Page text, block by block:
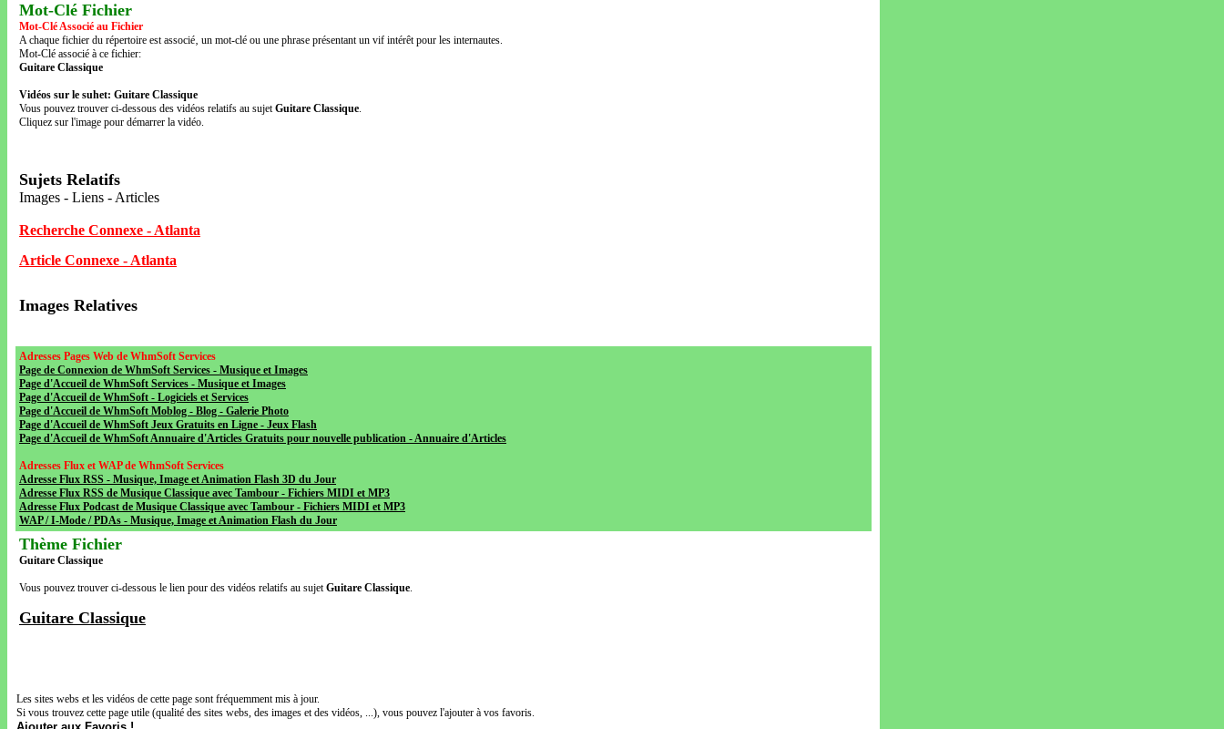
Mot-Clé Fichier
Mot-Clé Associé au Fichier
A chaque fichier du répertoire est associé‚ un mot-clé ou une phrase présentant un vif intérêt pour les internautes.
Mot-Clé associé à ce fichier:
Guitare Classique
Vidéos sur le suhet: Guitare Classique
Vous pouvez trouver ci-dessous des vidéos relatifs au sujetGuitare Classique.
Cliquez sur l'image pour démarrer la vidéo.
Sujets Relatifs
Images - Liens - Articles
Recherche Connexe - Atlanta
Article Connexe - Atlanta
Images Relatives
Adresses Pages Web de WhmSoft Services
Page de Connexion de WhmSoft Services - Musique et Images
Page d'Accueil de WhmSoft Services - Musique et Images
Page d'Accueil de WhmSoft - Logiciels et Services
Page d'Accueil de WhmSoft Moblog - Blog - Galerie Photo
Page d'Accueil de WhmSoft Jeux Gratuits en Ligne - Jeux Flash
Page d'Accueil de WhmSoft Annuaire d'Articles Gratuits pour nouvelle publication - Annuaire d'Articles
Adresses Flux et WAP de WhmSoft Services
Adresse Flux RSS - Musique, Image et Animation Flash 3D du Jour
Adresse Flux RSS de Musique Classique avec Tambour - Fichiers MIDI et MP3
Adresse Flux Podcast de Musique Classique avec Tambour - Fichiers MIDI et MP3
WAP / I-Mode / PDAs - Musique, Image et Animation Flash du Jour
Thème Fichier
Guitare Classique
Vous pouvez trouver ci-dessous le lien pour des vidéos relatifs au sujetGuitare Classique.
Guitare Classique
Les sites webs et les vidéos de cette page sont fréquemment mis à jour.
Si vous trouvez cette page utile (qualité des sites webs, des images et des vidéos, ...), vous pouvez l'ajouter à vos favoris.